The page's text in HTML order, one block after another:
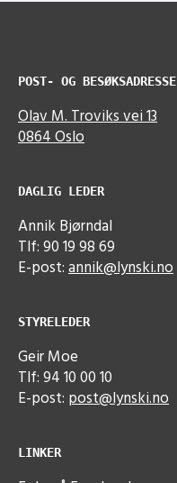
POST- OG BESØKSADRESSE
Olav M. Troviks vei 13
0864 Oslo
DAGLIG LEDER
Annik Bjørndal
Tlf: 90 19 98 69
E-post:annik@lynski.no
STYRELEDER
Geir Moe
Tlf: 94 10 00 10
E-post: post@lynski.no
LINKER